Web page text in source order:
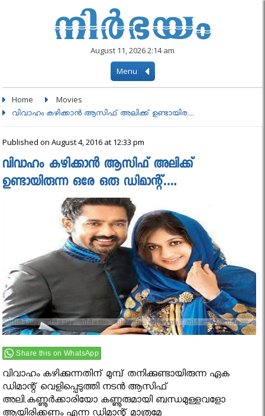
August 11, 2026 2:14 am
Menu
Home Movies
വിവാഹം കഴിക്കാന്‍ ആസിഫ് അലിക്ക് ഉണ്ടായിര....
Published on August 4, 2016 at 12:33 pm
വിവാഹം കഴിക്കാന്‍ ആസിഫ് അലിക്ക്
ഉണ്ടായിരുന്ന ഒരേ ഒരു ഡിമാന്റ്….
Share this on WhatsApp
വിവാഹം കഴിക്കുന്നതിന് മുമ്പ് തനിക്കുണ്ടായിരുന്ന ഏക
ഡിമാന്റ് വെളിപ്പെടുത്തി നടന്‍ ആസിഫ്
അലി.കണ്ണൂര്‍ക്കാരിയോ കണ്ണൂരുമായി ബന്ധമുള്ളവളോ